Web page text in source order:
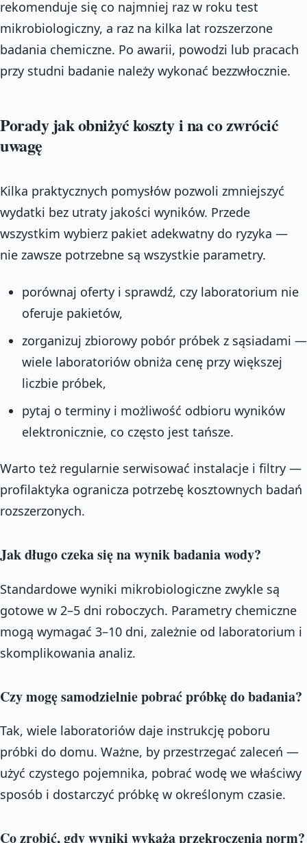
rekomenduje się co najmniej raz w roku test
mikrobiologiczny, a raz na kilka lat rozszerzone
badania chemiczne. Po awarii, powodzi lub pracach
przy studni badanie należy wykonać bezzwłocznie.
Porady jak obniżyć koszty i na co zwrócić
uwagę
Kilka praktycznych pomysłów pozwoli zmniejszyć
wydatki bez utraty jakości wyników. Przede
wszystkim wybierz pakiet adekwatny do ryzyka —
nie zawsze potrzebne są wszystkie parametry.
porównaj oferty i sprawdź, czy laboratorium nie
oferuje pakietów,
zorganizuj zbiorowy pobór próbek z sąsiadami —
wiele laboratoriów obniża cenę przy większej
liczbie próbek,
pytaj o terminy i możliwość odbioru wyników
elektronicznie, co często jest tańsze.
Warto też regularnie serwisować instalacje i filtry —
profilaktyka ogranicza potrzebę kosztownych badań
rozszerzonych.
Jak długo czeka się na wynik badania wody?
Standardowe wyniki mikrobiologiczne zwykle są
gotowe w 2–5 dni roboczych. Parametry chemiczne
mogą wymagać 3–10 dni, zależnie od laboratorium i
skomplikowania analiz.
Czy mogę samodzielnie pobrać próbkę do badania?
Tak, wiele laboratoriów daje instrukcję poboru
próbki do domu. Ważne, by przestrzegać zaleceń —
użyć czystego pojemnika, pobrać wodę we właściwy
sposób i dostarczyć próbkę w określonym czasie.
Co zrobić, gdy wyniki wykażą przekroczenia norm?